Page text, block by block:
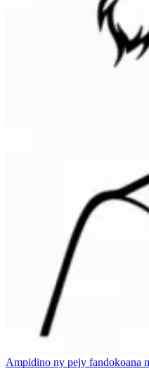
Ampidino ny pejy fandokoana